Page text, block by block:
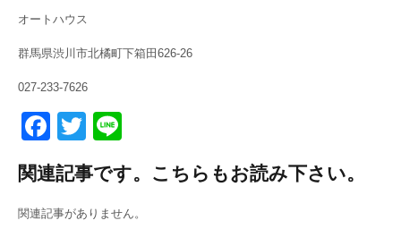
オートハウス
群馬県渋川市北橘町下箱田626-26
027-233-7626
F
a
c
e
T
tt
er
e
関連記事です。こちらもお読み下さい。
関連記事がありません。